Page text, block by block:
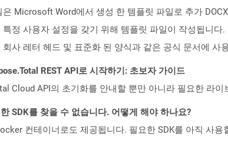
은 Microsoft Word에서 생성 한 템플릿 파일로 추가
정 사용자 설정을 갖기 위해 템플릿 파일이 작성됩니
사 레터 헤드 및 표준화 된 양식과 같은 공식 문서에 사
REST API로 시작하기: 초보자 가이드
Cloud API의 초기화를 안내할 뿐만 아니라 필요한 라
SDK를 찾을 수 없습니다. 어떻게 해야 하나요?
컨테이너로도 제공됩니다. 필요한 SDK를 아직 사